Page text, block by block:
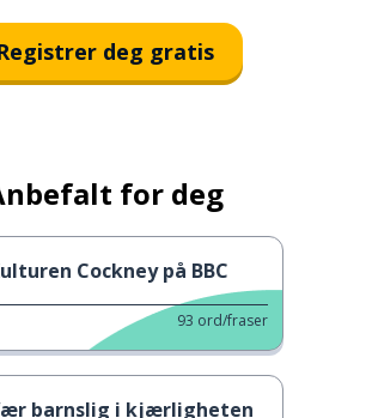
deg gratis
for deg
Cockney på BBC
93 ord/fraser
barnslig i kjærligheten